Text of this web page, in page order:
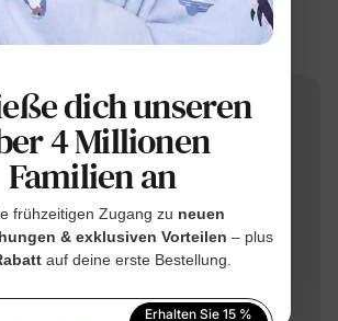
Familien-Pyjamas Blau
Von $19.99
dich unseren
4 Millionen
Familien an
frühzeitigen Zugang zu neuen
& exklusiven Vorteilen – plus
auf deine erste Bestellung.
Erhalten Sie 15 %